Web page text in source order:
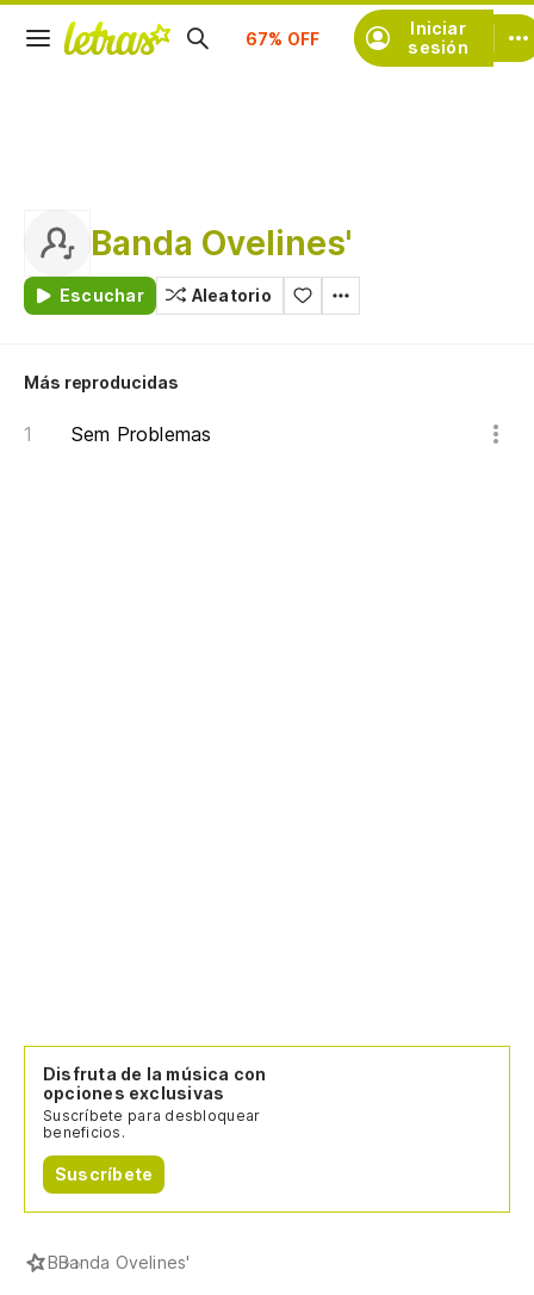
Iniciar
sesión
Suscríbete
Banda Ovelines'
Escuchar Aleatorio
Más reproducidas
Sem Problemas
Disfruta de la música con
opciones exclusivas
Suscríbete para desbloquear
beneficios.
Suscríbete
BBanda Ovelines'